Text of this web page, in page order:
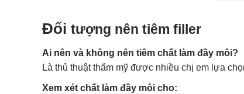
Đối tượng nên tiêm filler
Ai nên và không nên tiêm chất làm đầy môi?
Là thủ thuật thẩm mỹ được nhiều chị em lựa
Xem xét chất làm đầy môi cho: